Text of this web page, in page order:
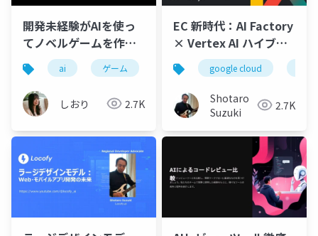
開発未経験がAIを使っ
てノベルゲームを作っ
てみた ai ゲーム claude claude code
しおり 2.7K
EC 新時代：AI Factory
× Vertex AI ハイブリ
ッド連携術 - 配布用(当
日実施版)
google cloud
Shotaro
Suzuki
2.7K